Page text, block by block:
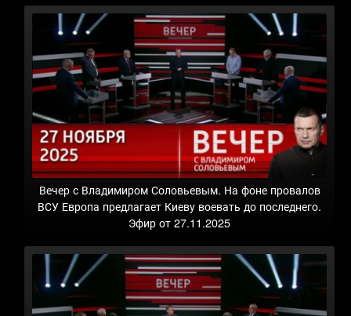
Вечер с Владимиром Соловьевым. На фоне провалов
ВСУ Европа предлагает Киеву воевать до последнего.
Эфир от 27.11.2025